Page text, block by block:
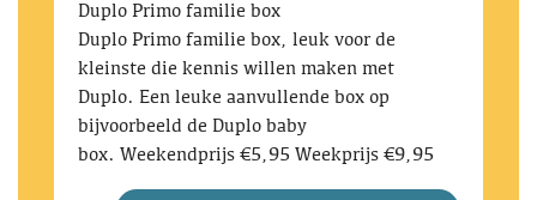
Duplo Primo familie box
Duplo Primo familie box, leuk voor de
kleinste die kennis willen maken met
Duplo. Een leuke aanvullende box op
bijvoorbeeld de Duplo baby
box. Weekendprijs €5,95 Weekprijs €9,95